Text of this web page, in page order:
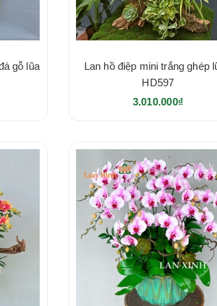
gỗ lũa
Lan hồ điệp mini trắng ghép
HD597
3.010.000₫